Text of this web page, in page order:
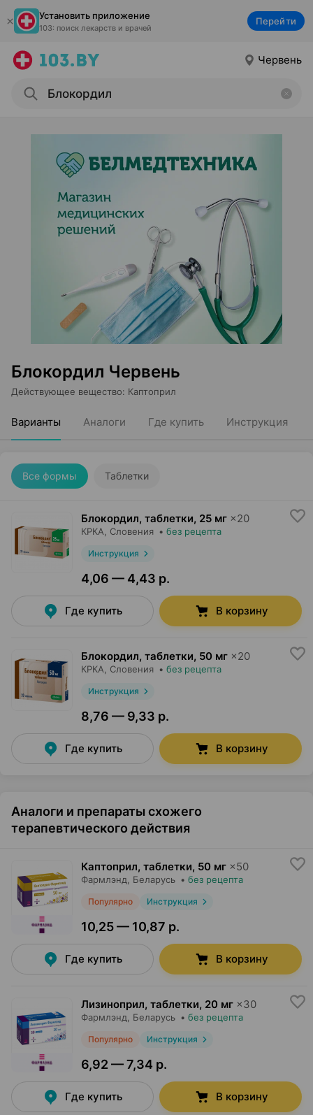
Установить приложение
103: поиск лекарств и врачей
Перейти
Червень
Блокордил Червень
Действующее вещество: Каптоприл
Варианты Аналоги Где купить Инструкция
Все формы Таблетки
Блокордил, таблетки, 25 мг ×20
КРКА , Словения • без рецепта
Инструкция
4,06 — 4,43 р.
Где купить В корзину
Блокордил, таблетки, 50 мг ×20
КРКА , Словения • без рецепта
Инструкция
8,76 — 9,33 р.
Где купить В корзину
Аналоги и препараты схожего
терапевтического действия
Каптоприл, таблетки, 50 мг ×50
Фармлэнд , Беларусь • без рецепта
Популярно Инструкция
10,25 — 10,87 р.
Где купить В корзину
Лизиноприл, таблетки, 20 мг ×30
Фармлэнд , Беларусь • без рецепта
Популярно Инструкция
6,92 — 7,34 р.
Где купить В корзину